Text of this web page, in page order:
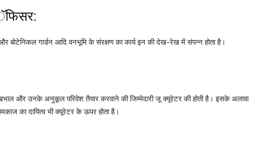
बोटेनिकल गार्डन आदि वनभूमि के संरक्षण का कार्य इन की देख-रेख में संपन्न होता है।
और उनके अनुकूल परिवेश तैयार करवाने की जिम्मेदारी जू क्यूरेटर की होती है। इसके अलावा
का दायित्व भी क्यूरेटर के ऊपर होता है।